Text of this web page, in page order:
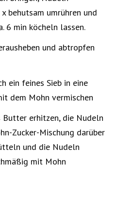
behutsam umrühren und
6 min köcheln lassen.
und abtropfen
ein feines Sieb in eine
dem Mohn vermischen
erhitzen, die Nudeln
Zucker-Mischung darüber
und die Nudeln
mit Mohn